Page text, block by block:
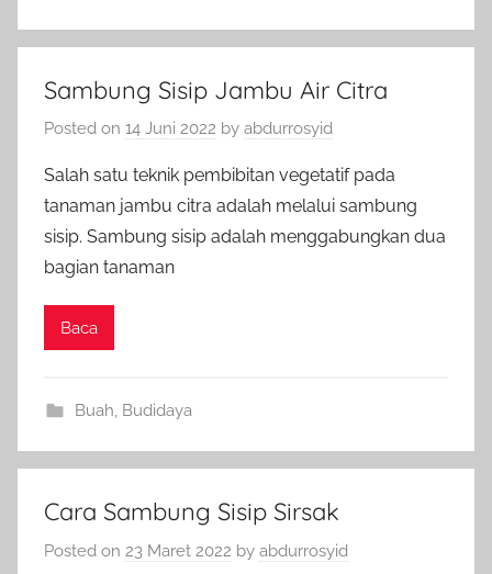
Sambung Sisip Jambu Air Citra
Posted on 14 Juni 2022 by abdurrosyid
Salah satu teknik pembibitan vegetatif pada
tanaman jambu citra adalah melalui sambung
sisip. Sambung sisip adalah menggabungkan dua
bagian tanaman
Baca
Buah, Budidaya
Cara Sambung Sisip Sirsak
Posted on 23 Maret 2022 by abdurrosyid